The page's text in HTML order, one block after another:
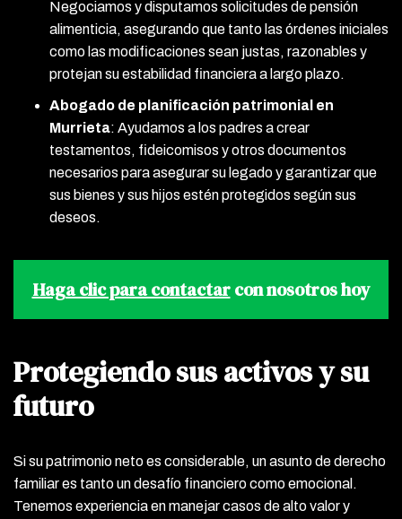
Negociamos y disputamos solicitudes de pensión
alimenticia, asegurando que tanto las órdenes iniciales
como las modificaciones sean justas, razonables y
protejan su estabilidad financiera a largo plazo.
Abogado de planificación patrimonial en
Murrieta: Ayudamos a los padres a crear
testamentos, fideicomisos y otros documentos
necesarios para asegurar su legado y garantizar que
sus bienes y sus hijos estén protegidos según sus
deseos.
Haga clic para contactarcon nosotros hoy
Protegiendo sus activos y su
futuro
Si su patrimonio neto es considerable, un asunto de derecho
familiar es tanto un desafío financiero como emocional.
Tenemos experiencia en manejar casos de alto valor y